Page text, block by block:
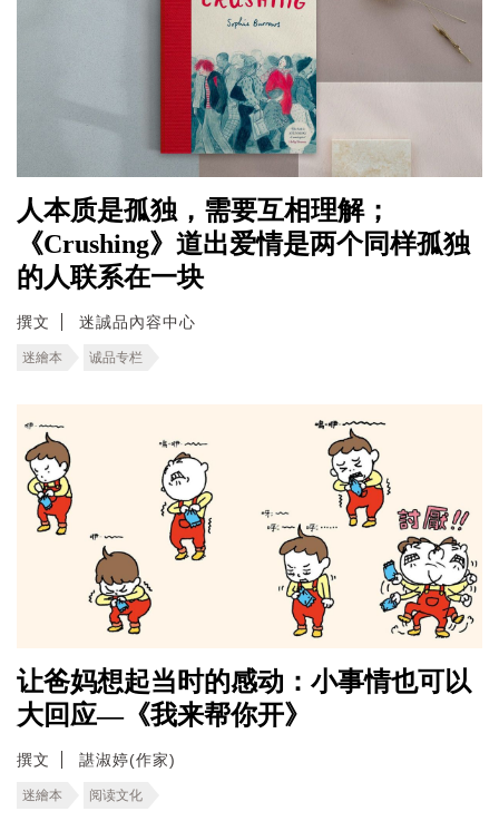
人本质是孤独，需要互相理解；
《Crushing》道出爱情是两个同样孤独
的人联系在一块
撰文 迷誠品內容中心
迷繪本 诚品专栏
让爸妈想起当时的感动：小事情也可以
大回应—《我来帮你开》
撰文 諶淑婷(作家)
迷繪本 阅读文化